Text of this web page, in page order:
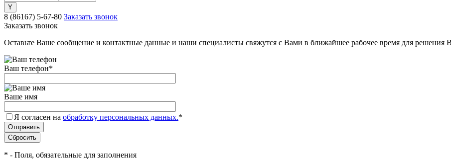
8 (86167) 5-67-80 Заказать звонок
Заказать звонок
Оставьте Ваше сообщение и контактные данные и наши специалисты свяжутся с Вами в ближайшее рабочее время для решения
Ваш телефон*
Ваше имя
Я согласен на обработку персональных данных.*
* - Поля, обязательные для заполнения